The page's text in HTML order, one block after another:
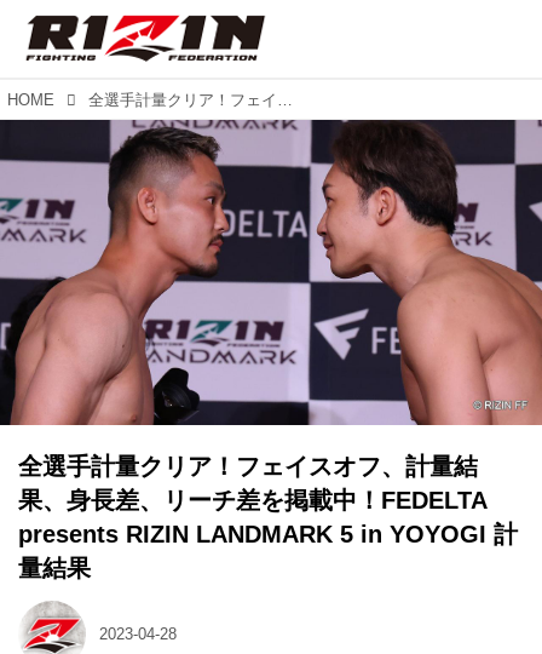
HOME 全選手計量クリア！フェイスオフ、計量結果、身長差、リーチ差を掲載中！FEDELTA presents RIZIN LANDMARK 5 in YOYOGI 計量結果
全選手計量クリア！フェイスオフ、計量結
果、身長差、リーチ差を掲載中！FEDELTA
presents RIZIN LANDMARK 5 in YOYOGI 計
量結果
2023-04-28